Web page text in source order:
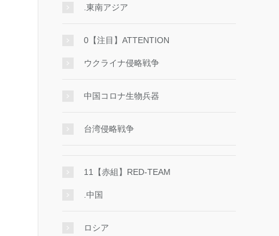
.東南アジア
0【注目】ATTENTION
ウクライナ侵略戦争
中国コロナ生物兵器
台湾侵略戦争
11【赤組】RED-TEAM
.中国
ロシア